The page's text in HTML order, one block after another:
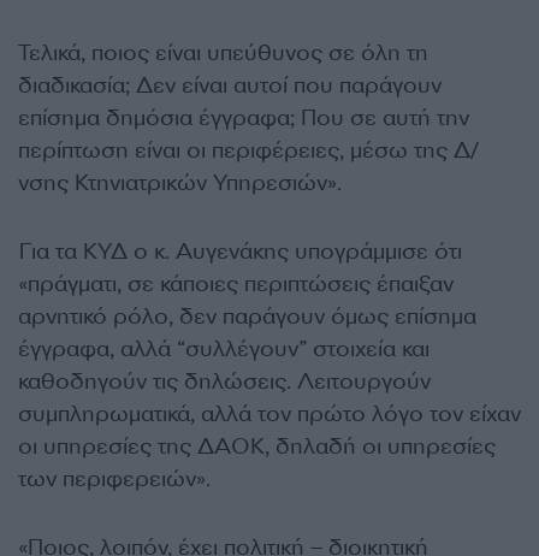
Τελικά, ποιος είναι υπεύθυνος σε όλη τη
διαδικασία; Δεν είναι αυτοί που παράγουν
επίσημα δημόσια έγγραφα; Που σε αυτή την
περίπτωση είναι οι περιφέρειες, μέσω της Δ/
νσης Κτηνιατρικών Υπηρεσιών».
Για τα ΚΥΔ ο κ. Αυγενάκης υπογράμμισε ότι
«πράγματι, σε κάποιες περιπτώσεις έπαιξαν
αρνητικό ρόλο, δεν παράγουν όμως επίσημα
έγγραφα, αλλά “συλλέγουν” στοιχεία και
καθοδηγούν τις δηλώσεις. Λειτουργούν
συμπληρωματικά, αλλά τον πρώτο λόγο τον είχαν
οι υπηρεσίες της ΔΑΟΚ, δηλαδή οι υπηρεσίες
των περιφερειών».
«Ποιος, λοιπόν, έχει πολιτική – διοικητική